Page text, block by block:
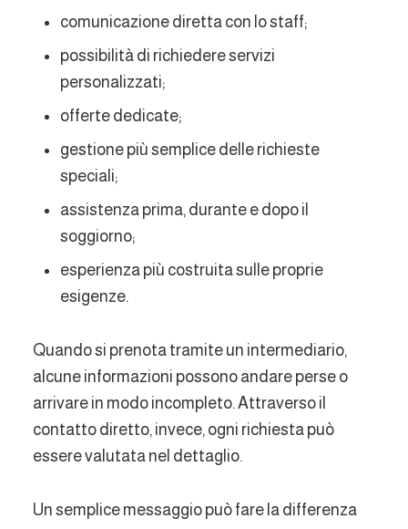
comunicazione diretta con lo staff;
possibilità di richiedere servizi
personalizzati;
offerte dedicate;
gestione più semplice delle richieste
speciali;
assistenza prima, durante e dopo il
soggiorno;
esperienza più costruita sulle proprie
esigenze.
Quando si prenota tramite un intermediario,
alcune informazioni possono andare perse o
arrivare in modo incompleto. Attraverso il
contatto diretto, invece, ogni richiesta può
essere valutata nel dettaglio.
Un semplice messaggio può fare la differenza